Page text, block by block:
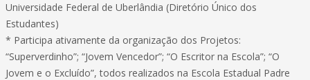
Universidade Federal de Uberlândia (Diretório Único dos
Estudantes)
* Participa ativamente da organização dos Projetos:
“Superverdinho”; “Jovem Vencedor”; “O Escritor na Escola”; “O
Jovem e o Excluído”, todos realizados na Escola Estadual Padre